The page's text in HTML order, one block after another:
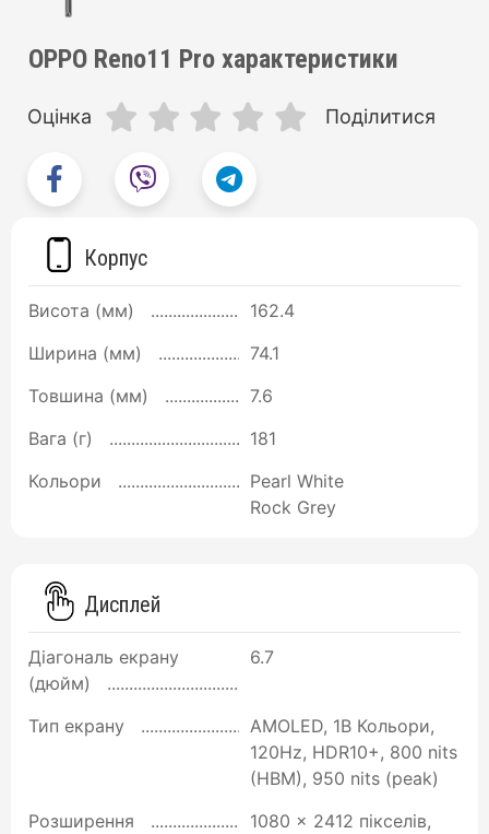
OPPO Reno11 Pro характеристики
Оцінка Поділитися
Корпус
Висота (мм)
162.4
Ширина (мм)
74.1
Товшина (мм)
7.6
Вага (г)
181
Кольори
Pearl White
Rock Grey
Дисплей
Діагональ екрану
(дюйм)
6.7
Тип екрану
AMOLED, 1B Кольори,
120Hz, HDR10+, 800 nits
(HBM), 950 nits (peak)
Розширення
1080 x 2412 пікселів,